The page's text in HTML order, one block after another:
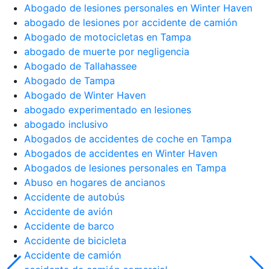
Abogado de lesiones personales en Winter Haven
abogado de lesiones por accidente de camión
Abogado de motocicletas en Tampa
abogado de muerte por negligencia
Abogado de Tallahassee
Abogado de Tampa
Abogado de Winter Haven
abogado experimentado en lesiones
abogado inclusivo
Abogados de accidentes de coche en Tampa
Abogados de accidentes en Winter Haven
Abogados de lesiones personales en Tampa
Abuso en hogares de ancianos
Accidente de autobús
Accidente de avión
Accidente de barco
Accidente de bicicleta
Accidente de camión